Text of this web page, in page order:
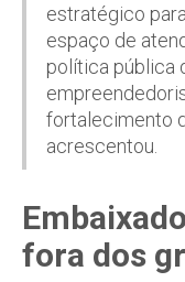
estratégico
espaço de
política pública
fortalecimento
acrescentou.
fora dos